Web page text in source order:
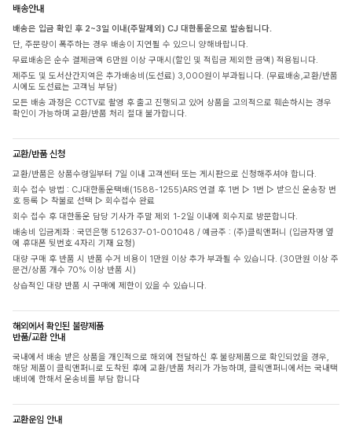
배송안내
배송은 입금 확인 후 2~3일 이내(주말제외) CJ 대한통운으로 발송됩니다.
단, 주문량이 폭주하는 경우 배송이 지연될 수 있으니 양해바랍니다.
무료배송은 순수 결제금액 6만원 이상 구매시(할인 및 적립금 제외한 금액) 적용됩니다.
제주도 및 도서산간지역은 추가배송비(도선료) 3,000원이 부과됩니다. (무료배송,교환/반품
시에도 도선료는 고객님 부담)
모든 배송 과정은 CCTV로 촬영 후 출고 진행되고 있어 상품을 고의적으로 훼손하시는 경우
확인이 가능하며 교환/반품 처리 절대 불가합니다.
교환/반품 신청
교환/반품은 상품수령일부터 7일 이내 고객센터 또는 게시판으로 신청해주셔야 합니다.
회수 접수 방법 : CJ대한통운택배(1588-1255)ARS 연결 후 1번 ▷ 1번 ▷ 받으신 운송장 번
호 등록 ▷ 착불로 선택 ▷ 회수접수 완료
회수 접수 후 대한통운 담당 기사가 주말 제외 1-2일 이내에 회수지로 방문합니다.
배송비 입금계좌 : 국민은행 512637-01-001048 / 예금주 : (주)클릭앤퍼니 (입금자명 옆
에 휴대폰 뒷번호 4자리 기재 요청)
대량 구매 후 반품 시 반품 수거 비용이 1만원 이상 추가 부과될 수 있습니다. (30만원 이상 주
문건/상품 개수 70% 이상 반품 시)
상습적인 대량 반품 시 구매에 제한이 있을 수 있습니다.
해외에서 확인된 불량제품
반품/교환 안내
국내에서 배송 받은 상품을 개인적으로 해외에 전달하신 후 불량제품으로 확인되었을 경우,
해당 제품이 클릭앤퍼니로 도착된 후에 교환/반품 처리가 가능하며, 클릭앤퍼니에서는 국내택
배비에 한해서 운송비를 부담 합니다
교환운임 안내